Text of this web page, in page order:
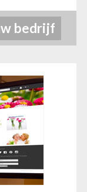
bedrijf